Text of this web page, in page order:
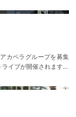
カペラグループを募集
イブが開催されます。